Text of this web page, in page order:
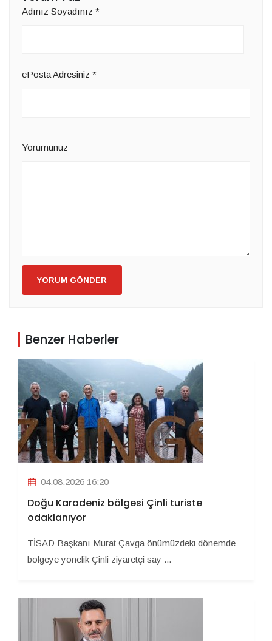
Adınız Soyadınız *
ePosta Adresiniz *
Yorumunuz
YORUM GÖNDER
Benzer Haberler
04.08.2026 16:20
Doğu Karadeniz bölgesi Çinli turiste
odaklanıyor
TİSAD Başkanı Murat Çavga önümüzdeki dönemde
bölgeye yönelik Çinli ziyaretçi say ...